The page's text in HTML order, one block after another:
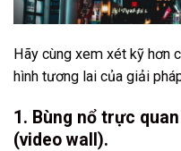
Hãy cùng xem xét kỹ hơn
hình tương lai của giải
1. Bùng nổ trực
(video wall).